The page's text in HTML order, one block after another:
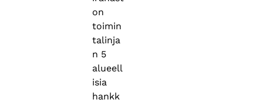
on
toimin
talinja
n 5
alueell
isia
hankk